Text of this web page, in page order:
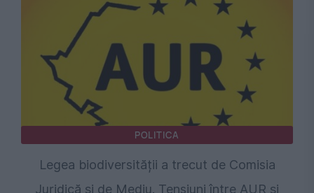
POLITICA
Legea biodiversității a trecut de Comisia
Juridică și de Mediu. Tensiuni între AUR și